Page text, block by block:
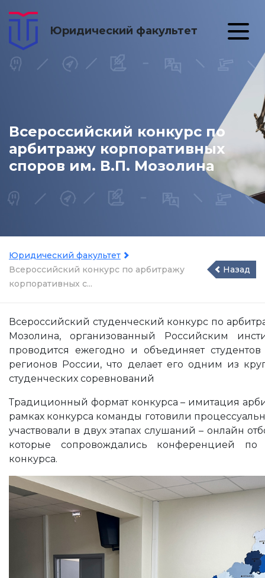
Юридический факультет
Всероссийский конкурс по
арбитражу корпоративных
споров им. В.П. Мозолина
Юридический факультет
Всероссийский конкурс по арбитражу
корпоративных с...
Назад
Всероссийский студенческий конкурс по
Мозолина, организованный Российским
проводится ежегодно и объединяет
регионов России, что делает его одним из
студенческих соревнований
Традиционный формат конкурса – имитация
рамках конкурса команды готовили
участвовали в двух этапах слушаний – онлайн
которые сопровождались конференцией
конкурса.